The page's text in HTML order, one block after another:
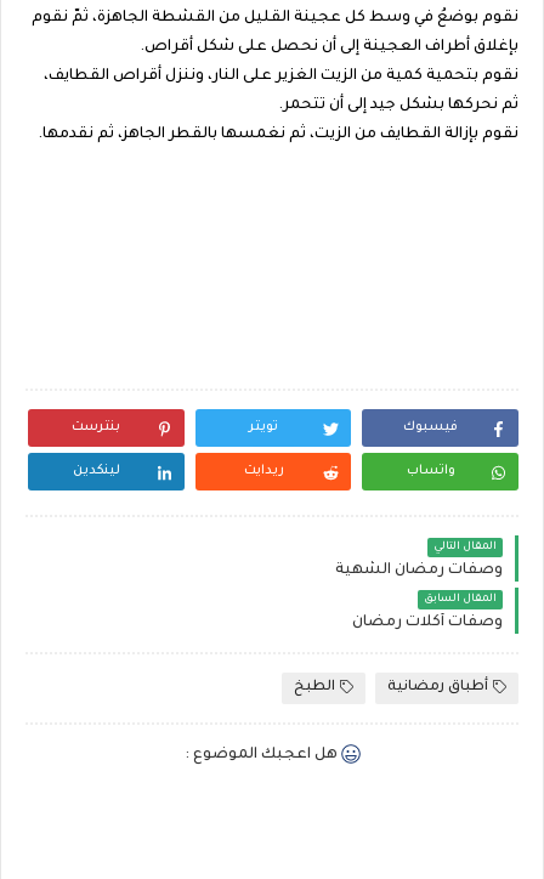
نقوم بوضعُ في وسط كل عجينة القليل من القشطة الجاهزة، ثمّ نقوم
بإغلاق أطراف العجينة إلى أن نحصل على شكل أقراص.
نقوم بتحمية كمية من الزيت الغزير على النار، وننزل أقراص القطايف،
ثم نحركها بشكل جيد إلى أن تتحمر.
نقوم بإزالة القطايف من الزيت، ثم نغمسها بالقطر الجاهز، ثم نقدمها.
فيسبوك تويتر بنترست
واتساب ريدايت لينكدين
المقال التالي
وصفات رمضان الشهية
المقال السابق
وصفات أكلات رمضان
أطباق رمضانية الطبخ
هل اعجبك الموضوع :